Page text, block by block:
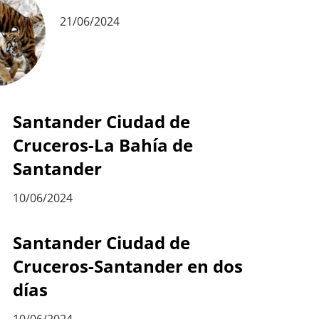
21/06/2024
Santander Ciudad de
Cruceros-La Bahía de
Santander
10/06/2024
Santander Ciudad de
Cruceros-Santander en dos
días